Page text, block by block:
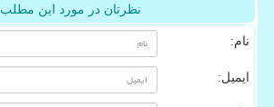
نظرتان در مورد این مطلب
نام:
ایمیل: